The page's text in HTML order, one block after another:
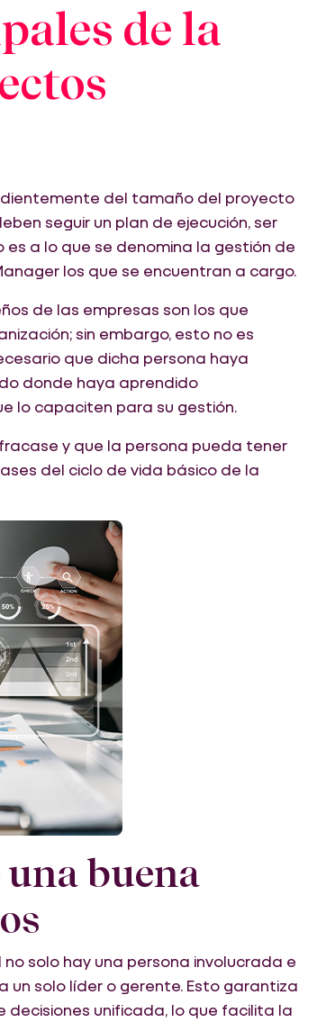
de la
del tamaño del proyecto
seguir un plan de ejecución, ser
a lo que se denomina la gestión de
los que se encuentran a cargo.
de las empresas son los que
sin embargo, esto no es
que dicha persona haya
donde haya aprendido
lo capaciten para su gestión.
y que la persona pueda tener
del ciclo de vida básico de la
buena
solo hay una persona involucrada e
solo líder o gerente. Esto garantiza
decisiones unificada, lo que facilita la